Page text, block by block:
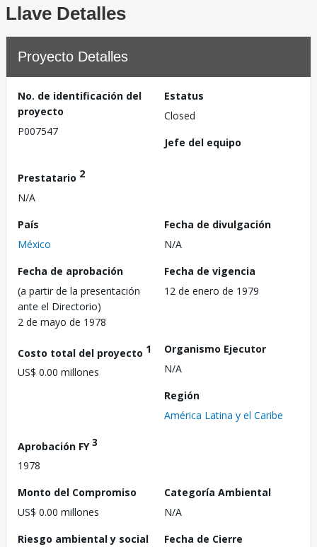
Llave Detalles
Proyecto Detalles
No. de identificación del
proyecto
P007547
Estatus
Closed
Jefe del equipo
Prestatario 2
N/A
País
México
Fecha de divulgación
N/A
Fecha de aprobación
(a partir de la presentación
ante el Directorio)
2 de mayo de 1978
Fecha de vigencia
12 de enero de 1979
Costo total del proyecto 1
US$ 0.00 millones
Organismo Ejecutor
N/A
Región
América Latina y el Caribe
Aprobación FY3
1978
Monto del Compromiso
US$ 0.00 millones
Categoría Ambiental
N/A
Riesgo ambiental y social
Fecha de Cierre